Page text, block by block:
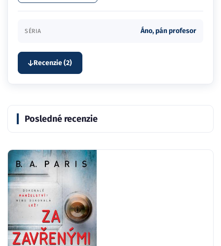
SÉRIA Áno, pán profesor
Recenzie (2)
Posledné recenzie